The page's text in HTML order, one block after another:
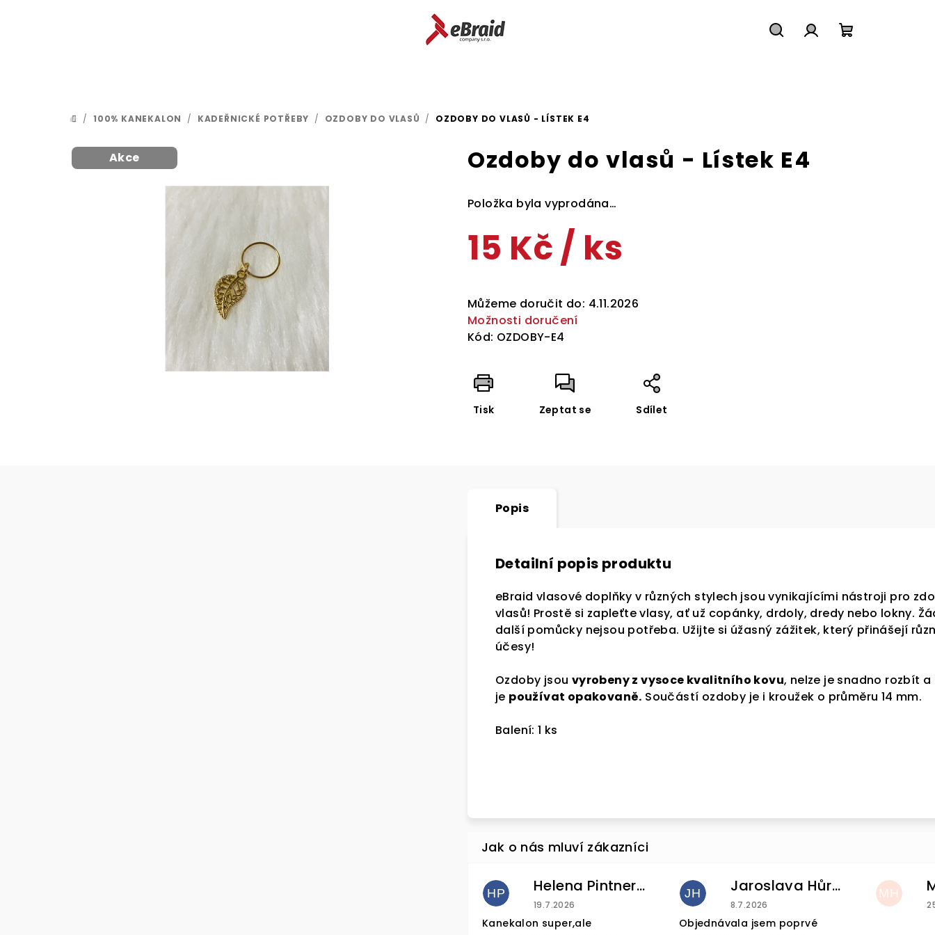
DOMŮ
/ 100% KANEKALON / KADEŘNICKÉ POTŘEBY / OZDOBY DO VLASŮ / OZDOBY DO VLASŮ - LÍSTEK E4
Ozdoby do vlasů - Lístek E4
Položka byla vyprodána…
15 Kč/ ks
cena:
Můžeme doručit do: 4.11.2026
Možnosti doručení
Kód: OZDOBY-E4
Tisk Zeptat se Sdílet
Akce
Popis
Detailní popis produktu
eBraid vlasové doplňky v různých stylech jsou vynikajícími nástroji pro
vlasů! Prostě si zapleťte vlasy, ať už copánky, drdoly, dredy nebo lokny.
další pomůcky nejsou potřeba. Užijte si úžasný zážitek, který přinášejí
účesy!
Ozdoby jsou vyrobeny z vysoce kvalitního kovu, nelze je snadno rozbít a
je používat opakovaně. Součástí ozdoby je i kroužek o průměru 14 mm.
Balení: 1 ks
HP Helena Pintnerova
Hodnocení obchodu je 4 z 5 hvězdiček.
19.7.2026
Kanekalon super,ale
JH Jaroslava Hůrková
Hodnocení obchodu je 5 z 5
8.7.2026
Objednávala jsem poprvé
MH
SLEVA 5 %
newsletteru asleva 5 %
Zásady zpracování osobních